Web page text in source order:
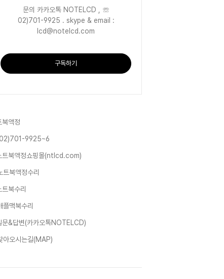
문의 카카오톡 NOTELCD , ☏
02)701-9925 . skype & email :
lcd@notelcd.com
구독하기
북액정
9925~6
북액정쇼핑몰(ntlcd.com)
북액정수리
북수리
맥북수리
&답변(카카오톡NOTELCD)
오시는길(MAP)